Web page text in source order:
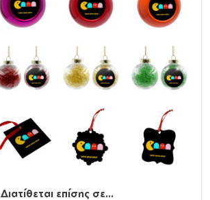
Διατίθεται επίσης σε...